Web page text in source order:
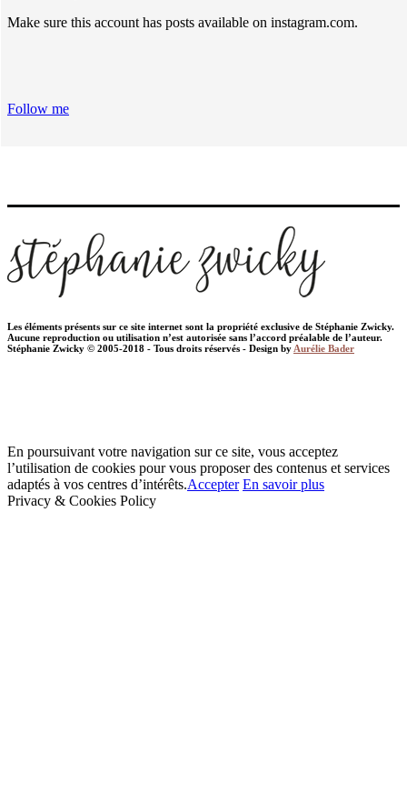
Make sure this account has posts available on instagram.com.
Follow me
Les éléments présents sur ce site internet sont la propriété exclusive de Stéphanie Zwicky.
Aucune reproduction ou utilisation n’est autorisée sans l’accord préalable de l’auteur.
Stéphanie Zwicky © 2005-2018 - Tous droits réservés - Design by Aurélie Bader
En poursuivant votre navigation sur ce site, vous acceptez
l’utilisation de cookies pour vous proposer des contenus et services
adaptés à vos centres d’intérêts.Accepter En savoir plus
Privacy & Cookies Policy